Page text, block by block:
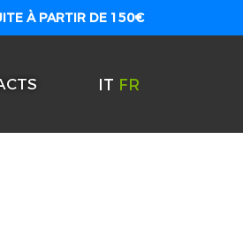
À PARTIR DE 150€
IT FR